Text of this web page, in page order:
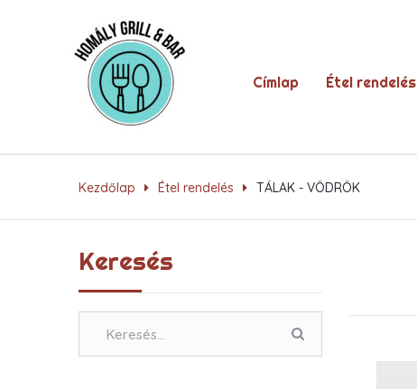
Címlap Étel rendelés
Kezdőlap Étel rendelés TÁLAK - VÖDRÖK
Keresés